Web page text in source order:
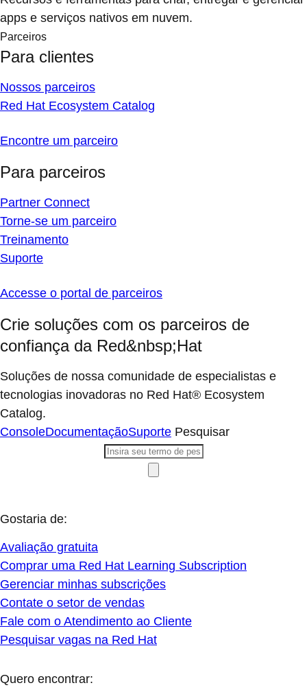
apps e serviços nativos em nuvem.
Parceiros
Para clientes
Nossos parceiros
Red Hat Ecosystem Catalog
Encontre um parceiro
Para parceiros
Partner Connect
Torne-se um parceiro
Treinamento
Suporte
Accesse o portal de parceiros
Crie soluções com os parceiros de
confiança da Red&nbsp;Hat
Soluções de nossa comunidade de especialistas e
tecnologias inovadoras no Red Hat® Ecosystem
Catalog.
ConsoleDocumentaçãoSuporte Pesquisar
Gostaria de:
Avaliação gratuita
Comprar uma Red Hat Learning Subscription
Gerenciar minhas subscrições
Contate o setor de vendas
Fale com o Atendimento ao Cliente
Pesquisar vagas na Red Hat
Quero encontrar: